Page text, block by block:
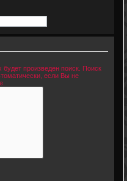
произведен поиск. Поиск
если Вы не